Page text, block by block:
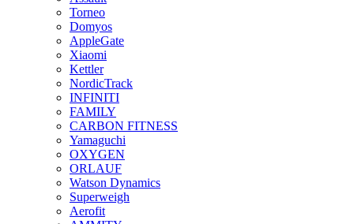
Torneo
Domyos
AppleGate
Xiaomi
Kettler
NordicTrack
INFINITI
FAMILY
CARBON FITNESS
Yamaguchi
OXYGEN
ORLAUF
Watson Dynamics
Superweigh
Aerofit